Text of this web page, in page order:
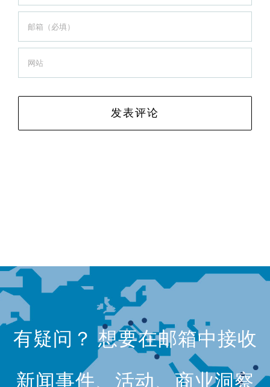
有疑问？ 想要在邮箱中接收
新闻事件、活动、商业洞察